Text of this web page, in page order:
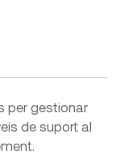
per gestionar
de suport al